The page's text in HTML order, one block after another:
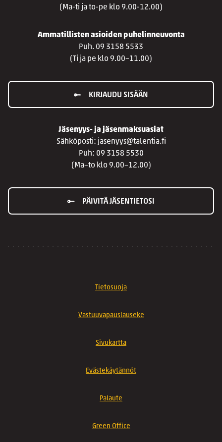
(Ma-ti ja to-pe klo 9.00-12.00)
Ammatillisten asioiden puhelinneuvonta
Puh. 09 3158 5533
(Ti ja pe klo 9.00–11.00)
KIRJAUDU SISÄÄN
Jäsenyys- ja jäsenmaksuasiat
Sähköposti: jasenyys@talentia.fi
Puh: 09 3158 5530
(Ma–to klo 9.00–12.00)
PÄIVITÄ JÄSENTIETOSI
Tietosuoja
Vastuuvapauslauseke
Sivukartta
Evästekäytännöt
Palaute
Green Office